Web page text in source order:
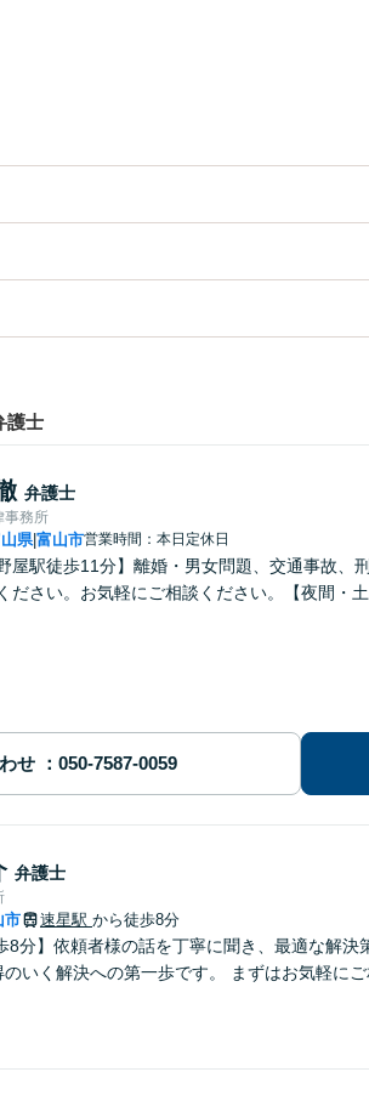
護士
弁護士
事務所
県|富山市営業時間：本日定休日
野屋駅徒歩11分】離婚・男女問題、交通事故
ださい。お気軽にご相談ください。【夜間・
せ
弁護士
市 速星駅 から徒歩8分
8分】依頼者様の話を丁寧に聞き、最適な解
いく解決への第一歩です。 まずはお気軽にご